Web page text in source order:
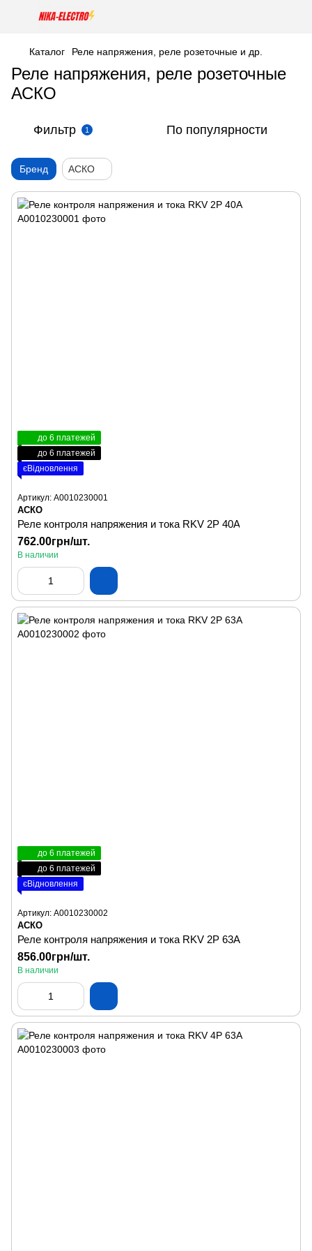
Каталог Реле напряжения, реле розеточные и др.
Реле напряжения, реле розеточные
АСКО
Фильтр 1 По популярности
Бренд АСКО
до 6 платежей
до 6 платежей
єВідновлення
Артикул: A0010230001
АСКО
Реле контроля напряжения и тока RKV 2P 40A
762.00грн/шт.
В наличии
до 6 платежей
до 6 платежей
єВідновлення
Артикул: A0010230002
АСКО
Реле контроля напряжения и тока RKV 2P 63А
856.00грн/шт.
В наличии